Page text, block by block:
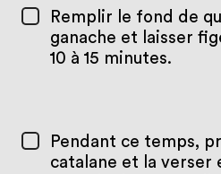
Remplir le fond de
ganache et laisser
10 à 15 minutes.
Pendant ce temps,
catalane et la verser